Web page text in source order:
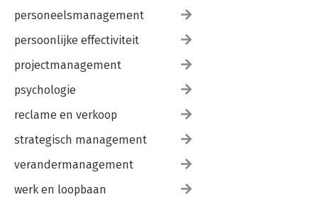
personeelsmanagement
persoonlijke effectiviteit
projectmanagement
psychologie
reclame en verkoop
strategisch management
verandermanagement
werk en loopbaan